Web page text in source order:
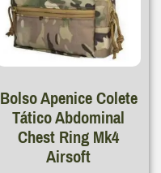
Bolso Apenice Colete
Tático Abdominal
Chest Ring Mk4
Airsoft